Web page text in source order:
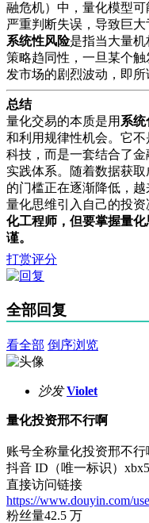
融危机）中，量化模型
严重判断失误，导致巨大
系统性风险是指当大量
策略趋同性，一旦某个触
发市场的剧烈波动，即所
总结
量化交易的本质是用 系统
和利用规律性机会。它不
科技，而是一套结合了
实践体系。随着数据获
的门槛正在逐渐降低，
量化思维引入自己的投资
化工程师，但要掌握量
谨。
打赏评分
全部回复
看全部 倒序浏览
沙发 Violet
量化投资邢不行啊
账号全称量化投资邢不行
抖音 ID（唯一标识）
直接访问链接
https://www.douyin.com/
粉丝量42.5 万